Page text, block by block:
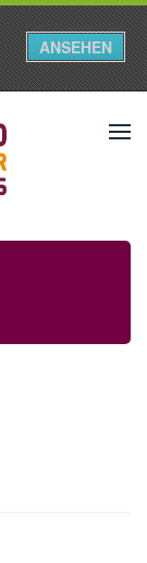
ANSEHEN